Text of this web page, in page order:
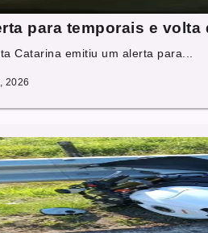
para temporais e
Catarina emitiu um alerta para...
2026